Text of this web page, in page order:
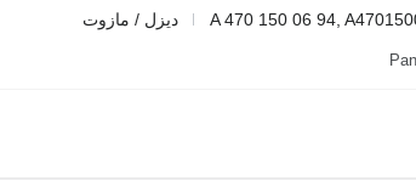
A 470 150 06 94,
ديزل / مازوت